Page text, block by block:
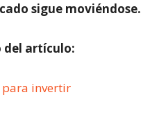
sigue moviéndose.
del artículo:
para invertir